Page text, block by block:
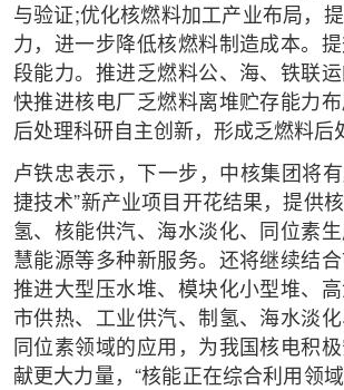
与验证;优化核燃料加工产业布局，
力，进一步降低核燃料制造成本。
段能力。推进乏燃料公、海、铁联
快推进核电厂乏燃料离堆贮存能力
后处理科研自主创新，形成乏燃料后
卢铁忠表示，下一步，中核集团将
捷技术”新产业项目开花结果，提供
氢、核能供汽、海水淡化、同位素
慧能源等多种新服务。还将继续结
推进大型压水堆、模块化小型堆、
市供热、工业供汽、制氢、海水淡
同位素领域的应用，为我国核电积
献更大力量，“核能正在综合利用领